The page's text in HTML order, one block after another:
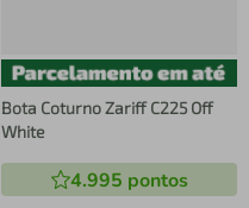
Bota Coturno Zariff C225 Off
White
4.995 pontos